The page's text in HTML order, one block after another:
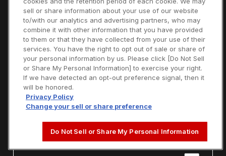
料理メニューについて
詳細
主な原材料
BOOK NOW
sell or share information about your use of our website
to/with our analytics and advertising partners, who may
combine it with other information that you have provided
to them or that they have collected from your use of their
services. You have the right to opt out of sale or share of
your personal information by us. Please click [Do Not Sell
or Share My Personal Information] to exercise your right.
If we have detected an opt-out preference signal, then it
will be honored.
Privacy Policy
Change your sell or share preference
Do Not Sell or Share My Personal Information